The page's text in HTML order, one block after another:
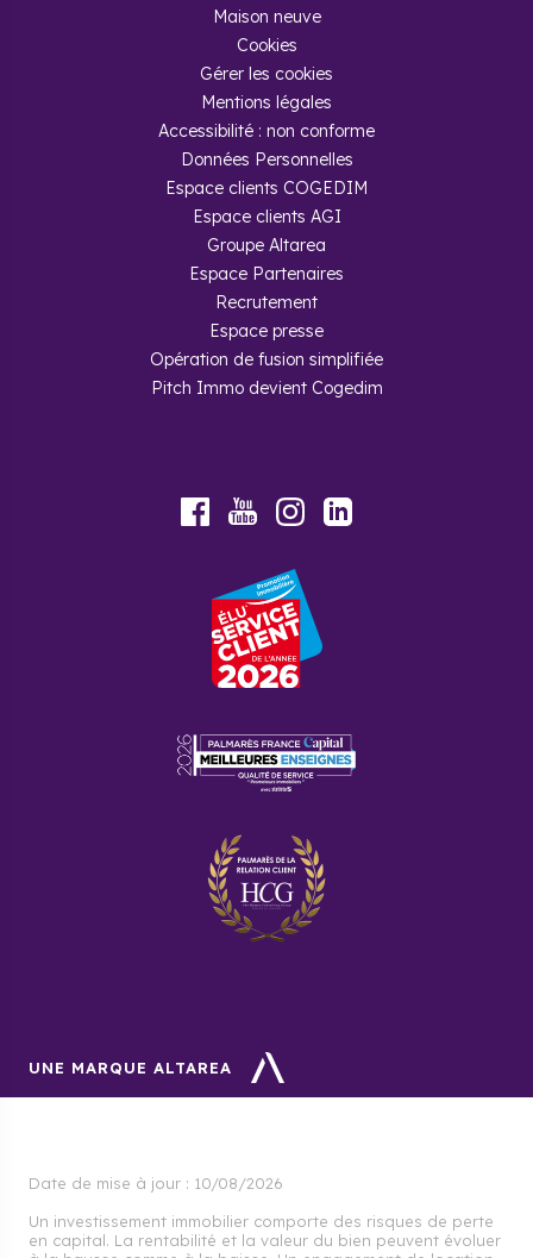
Maison neuve
Cookies
Gérer les cookies
Mentions légales
Accessibilité : non conforme
Données Personnelles
Espace clients COGEDIM
Espace clients AGI
Groupe Altarea
Espace Partenaires
Recrutement
Espace presse
Opération de fusion simplifiée
Pitch Immo devient Cogedim
FacebookYoutubeInstagram
UNE MARQUE ALTAREA
Date de mise à jour : 10/08/2026
Un investissement immobilier comporte des risques de perte
en capital. La rentabilité et la valeur du bien peuvent évoluer